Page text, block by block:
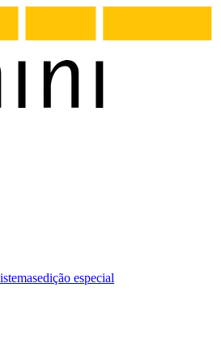
edição especial